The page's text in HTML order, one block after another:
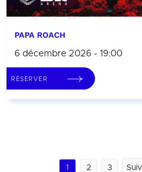
PAPA ROACH
6 décembre 2026 - 19:00
RÉSERVER
1 2 3